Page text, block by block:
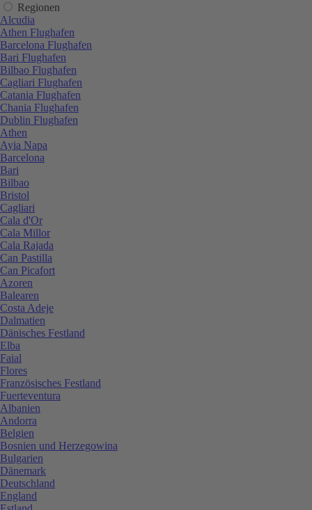
Regionen
Alcudia
Athen Flughafen
Barcelona Flughafen
Bari Flughafen
Bilbao Flughafen
Cagliari Flughafen
Catania Flughafen
Chania Flughafen
Dublin Flughafen
Athen
Ayia Napa
Barcelona
Bari
Bilbao
Bristol
Cagliari
Cala d'Or
Cala Millor
Cala Rajada
Can Pastilla
Can Picafort
Azoren
Balearen
Costa Adeje
Dalmatien
Dänisches Festland
Elba
Faial
Flores
Französisches Festland
Fuerteventura
Albanien
Andorra
Belgien
Bosnien und Herzegowina
Bulgarien
Dänemark
Deutschland
England